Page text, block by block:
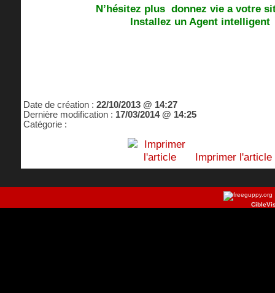
N’hésitez plus donnez vie a votre
Installez un Agent intelligent
Date de création : 22/10/2013 @ 14:27
Dernière modification : 17/03/2014 @ 14:25
Catégorie :
Imprimer l'article